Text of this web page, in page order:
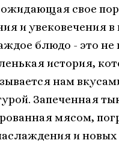
ожидающая свое
и увековечения в
блюдо - это не
история,
нам
Запеченная
мясом,
и новых